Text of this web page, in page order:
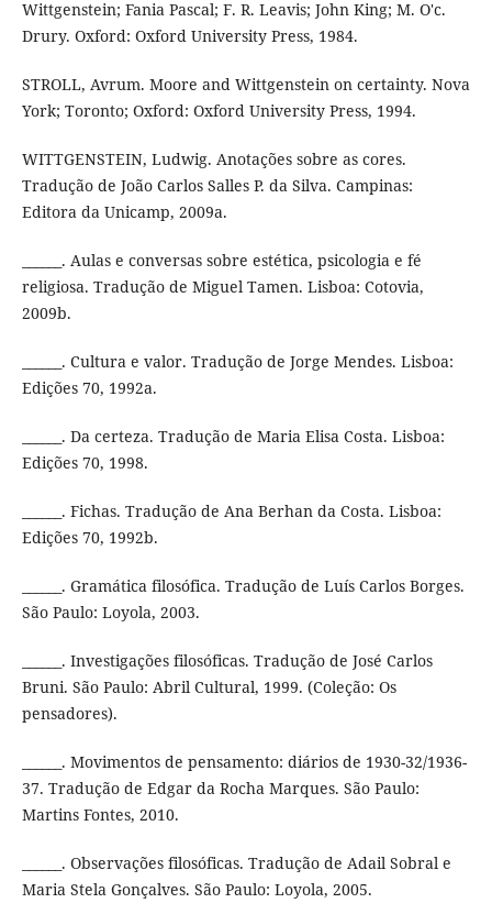
Wittgenstein; Fania Pascal; F. R. Leavis; John King; M. O'c.
Drury. Oxford: Oxford University Press, 1984.
STROLL, Avrum. Moore and Wittgenstein on certainty. Nova
York; Toronto; Oxford: Oxford University Press, 1994.
WITTGENSTEIN, Ludwig. Anotações sobre as cores.
Tradução de João Carlos Salles P. da Silva. Campinas:
Editora da Unicamp, 2009a.
______. Aulas e conversas sobre estética, psicologia e fé
religiosa. Tradução de Miguel Tamen. Lisboa: Cotovia,
2009b.
______. Cultura e valor. Tradução de Jorge Mendes. Lisboa:
Edições 70, 1992a.
______. Da certeza. Tradução de Maria Elisa Costa. Lisboa:
Edições 70, 1998.
______. Fichas. Tradução de Ana Berhan da Costa. Lisboa:
Edições 70, 1992b.
______. Gramática filosófica. Tradução de Luís Carlos Borges.
São Paulo: Loyola, 2003.
______. Investigações filosóficas. Tradução de José Carlos
Bruni. São Paulo: Abril Cultural, 1999. (Coleção: Os
pensadores).
______. Movimentos de pensamento: diários de 1930-32/1936-
37. Tradução de Edgar da Rocha Marques. São Paulo:
Martins Fontes, 2010.
______. Observações filosóficas. Tradução de Adail Sobral e
Maria Stela Gonçalves. São Paulo: Loyola, 2005.